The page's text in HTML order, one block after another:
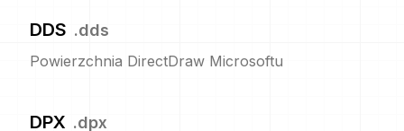
DDS .dds
Powierzchnia DirectDraw Microsoftu
DPX .dpx